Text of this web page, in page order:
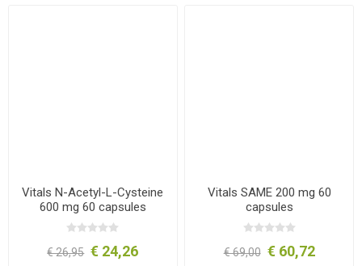
Vitals N-Acetyl-L-Cysteine
600 mg 60 capsules
€ 26,95 € 24,26
Vitals SAME 200 mg 60
capsules
€ 69,00 € 60,72